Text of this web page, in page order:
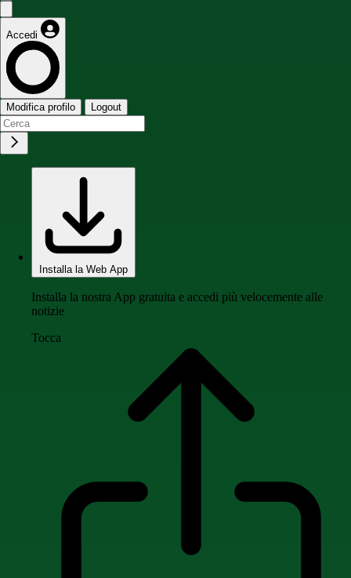
Accedi
Modifica profilo Logout
Installa la Web App
Installa la nostra App gratuita e accedi più velocemente alle
notizie
Tocca